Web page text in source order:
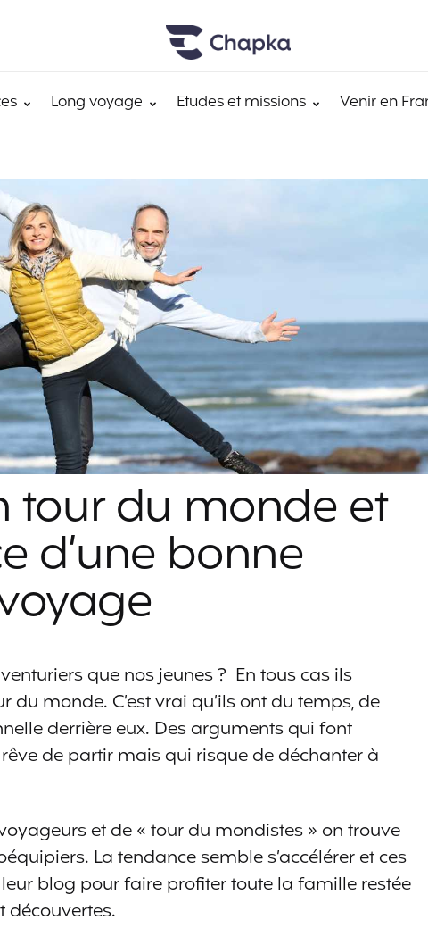
Long voyage Etudes et missions Venir en
tour du monde et
d’une bonne
que nos jeunes ? En tous cas ils
du monde. C’est vrai qu’ils ont du temps, de
derrière eux. Des arguments qui font
de partir mais qui risque de déchanter à
et de « tour du mondistes » on trouve
La tendance semble s’accélérer et ces
blog pour faire profiter toute la famille restée
découvertes.